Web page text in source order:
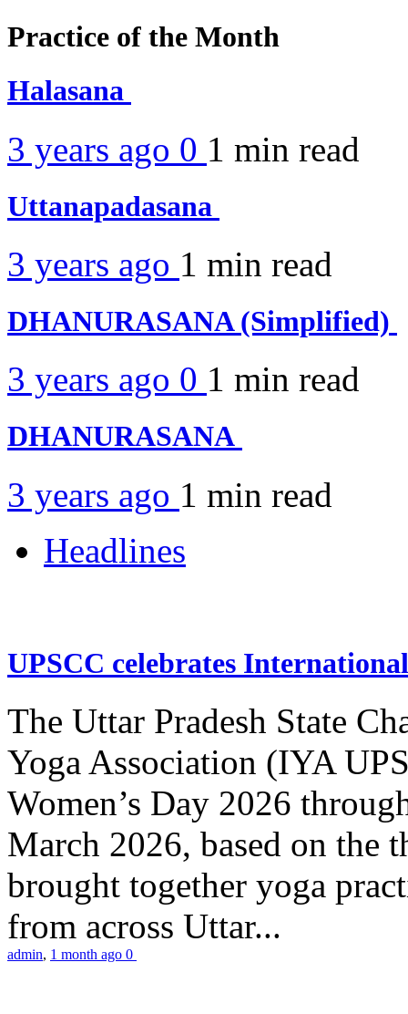
Practice of the Month
Halasana
3 years ago 0 1 min read
Uttanapadasana
3 years ago 1 min read
DHANURASANA (Simplified)
3 years ago 0 1 min read
DHANURASANA
3 years ago 1 min read
Headlines
UPSCC celebrates
The Uttar Pradesh State
Yoga Association (IYA
Women’s Day 2026
March 2026, based on the
brought together yoga
from across Uttar...
admin, 1 month ago 0